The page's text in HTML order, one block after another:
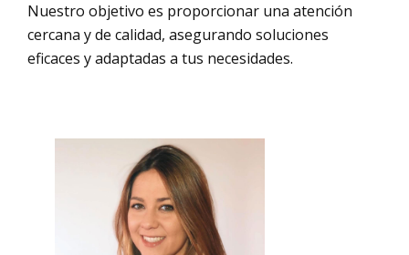
Nuestro objetivo es proporcionar una atención
cercana y de calidad, asegurando soluciones
eficaces y adaptadas a tus necesidades.